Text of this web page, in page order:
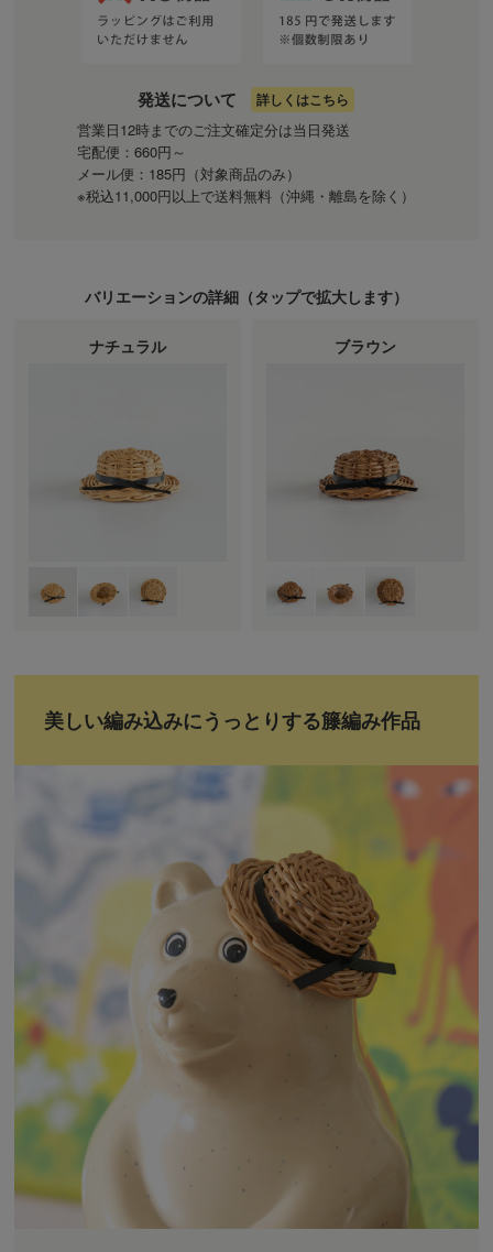
発送について 詳しくはこちら
営業日12時までのご注文確定分は当日発送
宅配便：660円～
メール便：185円（対象商品のみ）
※税込11,000円以上で送料無料（沖縄・離島を除く）
バリエーションの詳細（タップで拡大します）
ナチュラル ブラウン
美しい編み込みにうっとりする籐編み作品